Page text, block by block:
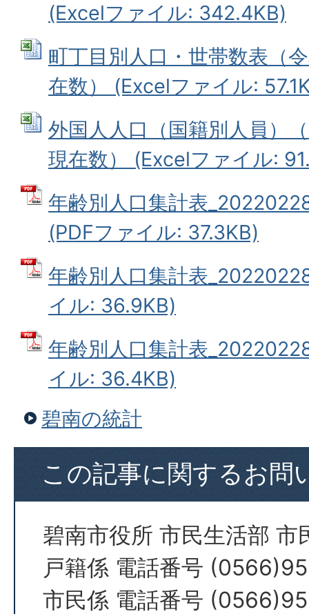
(Excelファイル: 342.4KB)
町丁目別人口・世帯数表（
在数） (Excelファイル:
外国人人口（国籍別人員）
現在数） (Excelファイル:
年齢別人口集計表
(PDFファイル: 37.3KB)
年齢別人口集計表
イル: 36.9KB)
年齢別人口集計表
イル: 36.4KB)
碧南の統計
この記事に関するお問
碧南市役所 市民生活部 市
戸籍係 電話番号
市民係 電話番号